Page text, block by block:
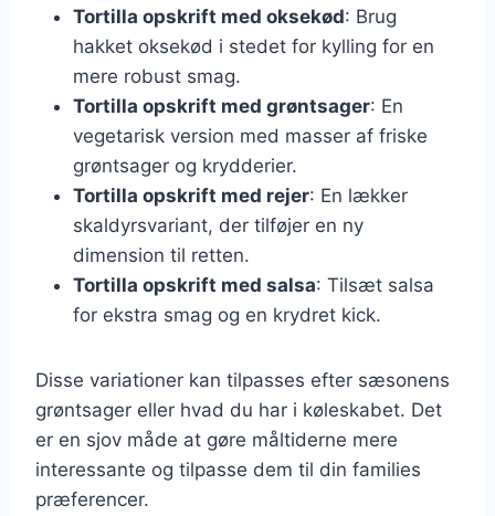
Tortilla opskrift med oksekød: Brug
hakket oksekød i stedet for kylling for en
mere robust smag.
Tortilla opskrift med grøntsager: En
vegetarisk version med masser af friske
grøntsager og krydderier.
Tortilla opskrift med rejer: En lækker
skaldyrsvariant, der tilføjer en ny
dimension til retten.
Tortilla opskrift med salsa: Tilsæt salsa
for ekstra smag og en krydret kick.
Disse variationer kan tilpasses efter sæsonens
grøntsager eller hvad du har i køleskabet. Det
er en sjov måde at gøre måltiderne mere
interessante og tilpasse dem til din families
præferencer.